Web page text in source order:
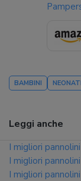
BAMBINI NEONATI
Leggi anche
I migliori pannolini
I migliori
I migliori